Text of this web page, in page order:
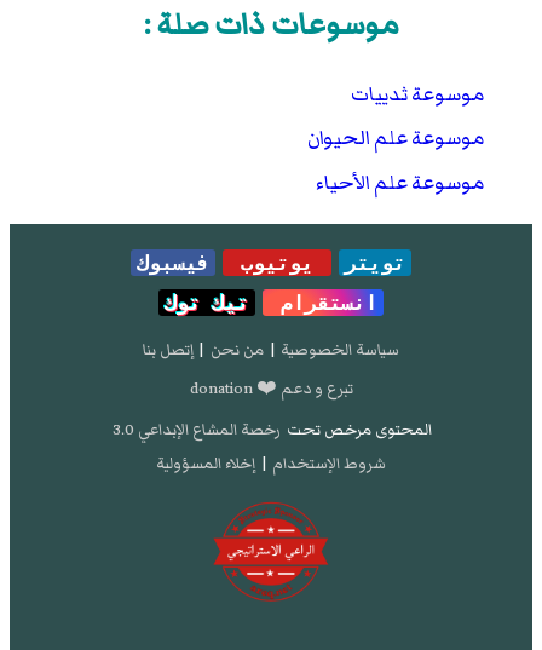
موسوعات ذات صلة :
موسوعة ثدييات
موسوعة علم الحيوان
موسوعة علم الأحياء
تويتر يوتيوب
فيسبوك
انستقرام
تيك توك
سياسة الخصوصية | من نحن | إتصل بنا
تبرع و دعم ❤️ donation
المحتوى مرخص تحت رخصة المشاع الإبداعي 3.0
شروط الإستخدام | إخلاء المسؤولية